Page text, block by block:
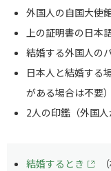
外国人の自国大使
上の証明書の日本
結婚する外国人の
日本人と結婚する
がある場合は不要）
2人の印鑑（外国
結婚するとき